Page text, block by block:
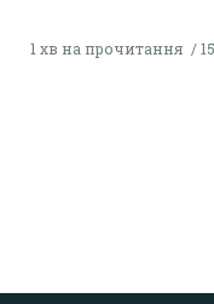
1 хв на прочитання